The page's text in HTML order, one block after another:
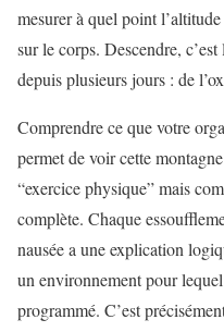
mesurer à quel point
sur le corps. Descendre,
depuis plusieurs jours : de
Comprendre ce que votre
permet de voir cette
“exercice physique” mais
complète. Chaque
nausée a une explication
un environnement pour
programmé. C’est